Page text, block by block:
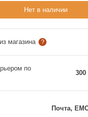
Нет в наличии
магазина ?
по
300
Почта,